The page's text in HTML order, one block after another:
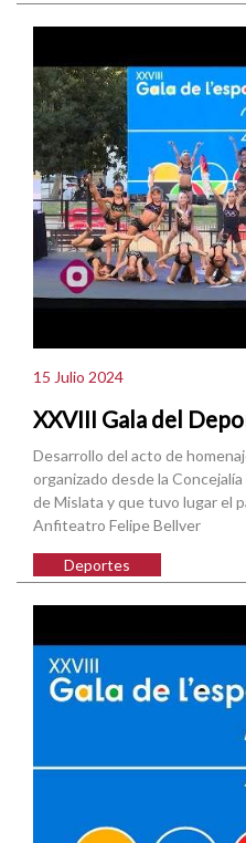
15 Julio 2024
XXVIII Gala del
Desarrollo del acto de
organizado desde la
de Mislata y que tuvo lugar el
Anfiteatro Felipe Bellver
Deportes